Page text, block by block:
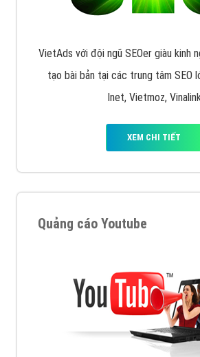
VietAds với đội ngũ SEOer giàu kinh
tạo bài bản tại các trung tâm SEO
Inet, Vietmoz,
XEM CHI TIẾT
Quảng cáo Youtube